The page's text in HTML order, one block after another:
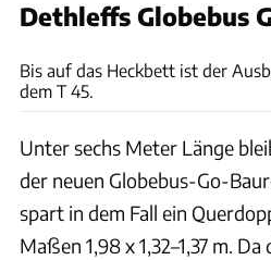
Dethleffs Globebus
Bis auf das Heckbett ist der
dem T 45.
Unter sechs Meter Länge
der neuen Globebus-Go-
spart in dem Fall ein
Maßen 1,98 x 1,32–1,37 m.